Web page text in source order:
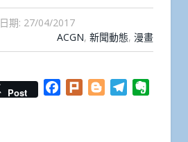
日期: 27/04/2017
ACGN, 新聞動態, 漫畫
Post Facebook
Plurk BloggerTelegram